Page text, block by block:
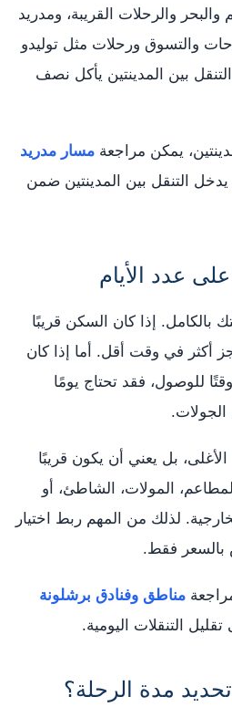
والبحر والرحلات القريبة، ومدريد
والتسوق ورحلات مثل توليدو
بين المدينتين يأكل نصف
يمكن مراجعة مسار مدريد
التنقل بين المدينتين ضمن
عدد الأيام
بالكامل. إذا كان السكن قريبًا
أكثر في وقت أقل. أما إذا كان
للوصول، فقد تحتاج يومًا
الجولات.
الأغلى، بل يعني أن يكون قريبًا
المولات، الشاطئ، أو
لذلك من المهم ربط اختيار
بالسعر فقط.
مناطق وفنادق برشلونة
التنقلات اليومية.
مدة الرحلة؟